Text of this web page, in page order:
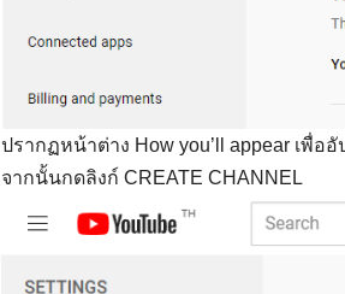
ปรากฏหน้าต่าง How you’ll appear เพื่
จากนั้นกดลิงก์ CREATE CHANNEL